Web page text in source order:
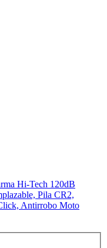
Hi-Tech 120dB
Pila CR2,
Antirrobo Moto